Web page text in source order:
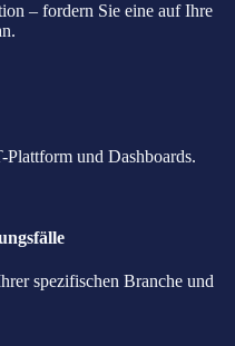
– fordern Sie eine auf Ihre
und Dashboards.
spezifischen Branche und